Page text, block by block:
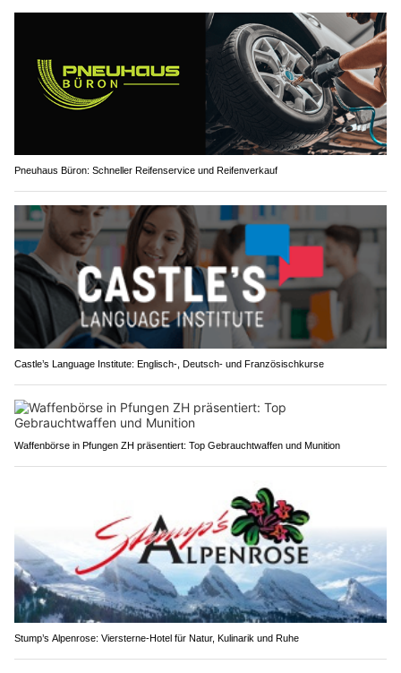
Pneuhaus Büron: Schneller Reifenservice und Reifenverkauf
Castle’s Language Institute: Englisch-, Deutsch- und Französischkurse
Waffenbörse in Pfungen ZH präsentiert: Top Gebrauchtwaffen und Munition
Stump’s Alpenrose: Viersterne-Hotel für Natur, Kulinarik und Ruhe